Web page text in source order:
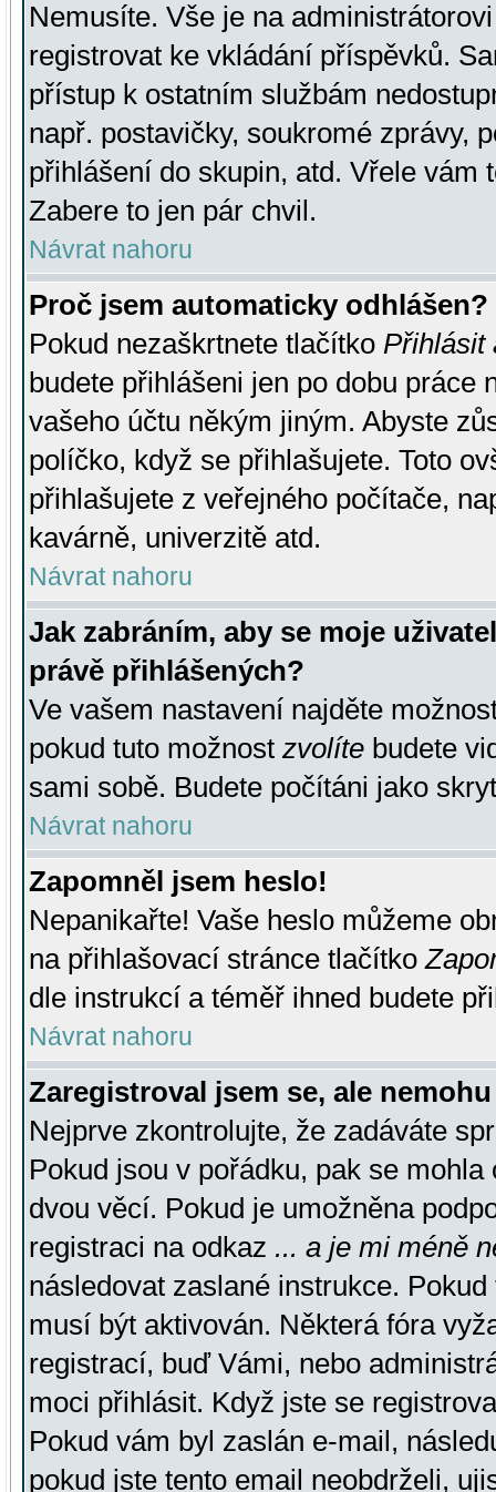
Nemusíte. Vše je na
registrovat ke vkládání příspěvků.
přístup k ostatním službám
např. postavičky, soukromé zprávy,
přihlášení do skupin, atd. Vřele vám
Zabere to jen pár chvil.
Návrat nahoru
Proč jsem automaticky odhlášen?
Pokud nezaškrtnete tlačítko Přihlásit
budete přihlášeni jen po dobu práce
vašeho účtu někým jiným. Abyste
políčko, když se přihlašujete. Toto
přihlašujete z veřejného počítače,
kavárně, univerzitě atd.
Návrat nahoru
Jak zabráním, aby se moje
právě přihlášených?
Ve vašem nastavení najděte
pokud tuto možnost zvolíte budete
sami sobě. Budete počítáni jako
Návrat nahoru
Zapomněl jsem heslo!
Nepanikařte! Vaše heslo můžeme
na přihlašovací stránce tlačítko
dle instrukcí a téměř ihned budete
Návrat nahoru
Zaregistroval jsem se, ale
Nejprve zkontrolujte, že zadáváte
Pokud jsou v pořádku, pak se
dvou věcí. Pokud je umožněna
registraci na odkaz ... a je mi méně
následovat zaslané instrukce.
musí být aktivován. Některá fóra
registrací, buď Vámi, nebo
moci přihlásit. Když jste se
Pokud vám byl zaslán e-mail,
pokud jste tento email neobdrželi,